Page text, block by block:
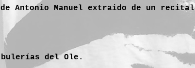
Antonio Manuel extraido de un recital
del Ole.